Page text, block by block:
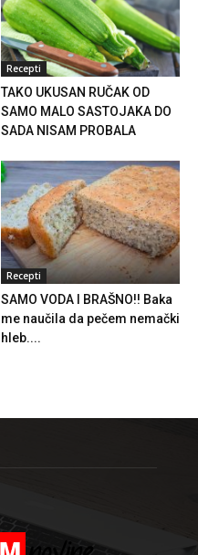
Recepti
TAKO UKUSAN RUČAK OD
SAMO MALO SASTOJAKA DO
SADA NISAM PROBALA
Recepti
SAMO VODA I BRAŠNO!! Baka
me naučila da pečem nemački
hleb....